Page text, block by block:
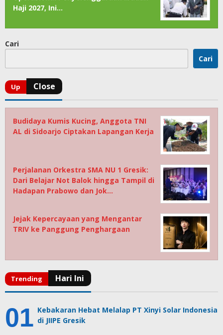
Haji 2027, Ini…
Cari
Cari
Budidaya Kumis Kucing, Anggota TNI
AL di Sidoarjo Ciptakan Lapangan Kerja
Perjalanan Orkestra SMA NU 1 Gresik:
Dari Belajar Not Balok hingga Tampil di
Hadapan Prabowo dan Jok…
Jejak Kepercayaan yang Mengantar
TRIV ke Panggung Penghargaan
Kebakaran Hebat Melalap PT Xinyi Solar Indonesia
di JIIPE Gresik